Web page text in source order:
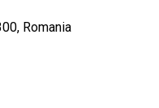
Romania